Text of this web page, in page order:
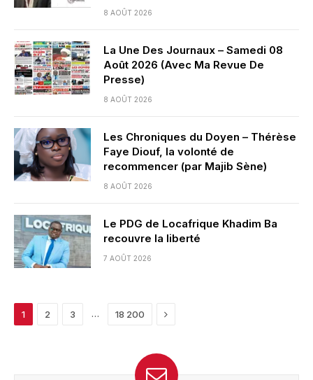
8 AOÛT 2026
La Une Des Journaux – Samedi 08
Août 2026 (Avec Ma Revue De
Presse)
8 AOÛT 2026
Les Chroniques du Doyen – Thérèse
Faye Diouf, la volonté de
recommencer (par Majib Sène)
8 AOÛT 2026
Le PDG de Locafrique Khadim Ba
recouvre la liberté
7 AOÛT 2026
1 2 3 … 18 200 Next